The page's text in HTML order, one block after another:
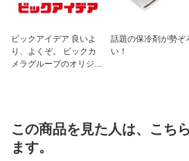
ビックアイデア 良いよ
り、よくぞ。 ビックカ
メラグループのオリジナ
話題の保冷剤が勢ぞ
い！
この商品を見た人は、こち
ます。